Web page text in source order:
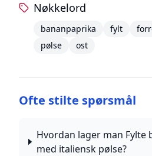
Nøkkelord
bananpaprika fylt
pølse
ost
Ofte stilte spørsmål
Hvordan lager man Fylte
med italiensk pølse?